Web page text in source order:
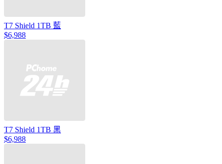
T7 Shield 1TB 藍
$6,988
T7 Shield 1TB 黑
$6,988